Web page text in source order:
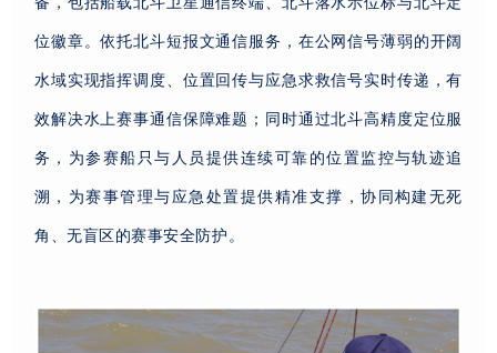
位徽章。依托北斗短报文通信服务，在公网信号薄弱的开阔
水域实现指挥调度、位置回传与应急求救信号实时传递，有
效解决水上赛事通信保障难题；同时通过北斗高精度定位服
务，为参赛船只与人员提供连续可靠的位置监控与轨迹追
溯，为赛事管理与应急处置提供精准支撑，协同构建无死
角、无盲区的赛事安全防护。